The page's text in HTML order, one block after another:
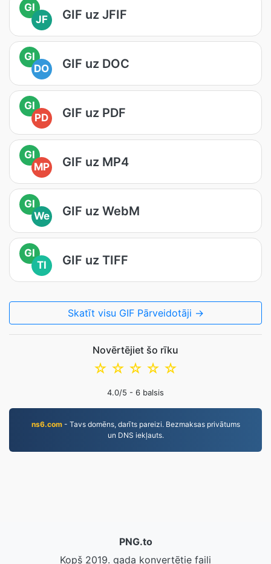
GI
JF
GIF uz JFIF
GI
DO
GIF uz DOC
GI
PD
GIF uz PDF
GI
MP
GIF uz MP4
GI
We
GIF uz WebM
GI
TI
GIF uz TIFF
Skatīt visu GIF Pārveidotāji →
Novērtējiet šo rīku
☆
☆
☆
☆
☆
4.0/5 - 6 balsis
ns6.com- Tavs domēns, darīts pareizi. Bezmaksas privātums
un DNS iekļauts.
PNG.to
Kopš 2019. gada konvertētie faili